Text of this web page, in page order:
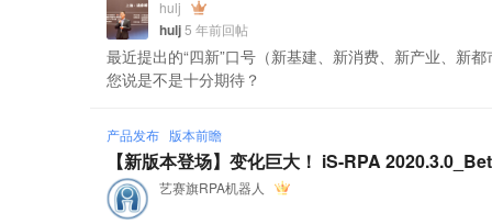
hulj
hulj5 年前回帖
最近提出的“四新”口号（新基建、新消费、新产业、新都
您说是不是十分期待？
产品发布 版本前瞻
【新版本登场】变化巨大！ iS-RPA
艺赛旗RPA机器人